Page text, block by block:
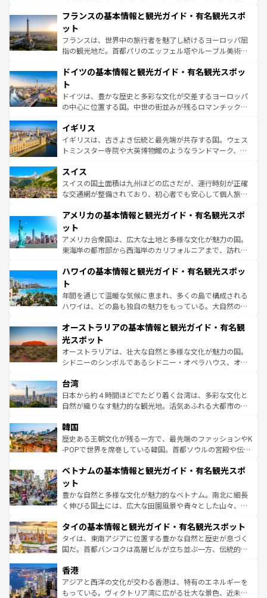
なお、新着のイタリア情報はコンテンツ一覧を参照してほ
しい。
文化が根付くこの国では、情熱的なフラメンコ、熱気あふ
れる闘牛、そして美味しいタパスが生活の一部となってい
る。首都マドリードの洗練された雰囲気や、バルセロナの
アートに溢れた街角から、地方では古代ローマ遺跡や中世
せる。地方によって風土や気候が異なるスペインはその個
ンテンツ一覧 を参照してほしい。
フランスの基本情報と観光ガイド・有名観光スポ
ット
フランスは、世界中の旅行者を魅了し続けるヨーロッパ屈
指の観光地だ。首都パリのエッフェル塔やルーブル美術館
で、幅広い魅力が詰まっている。華麗な宮殿、歴史的な大
聖堂、美しいビーチ、そして豊かな自然が、訪れる者を心
から魅了する。また、フランスは美食の国としても知ら
れ、フランス料理はユネスコ無形文化遺産にも登録されて
香り高いラベンダー畑など、多彩な楽しみ方が可能だ。さ
らに、パリ以外の地域にも魅力が溢れており、どの街角に
も豊かな歴史と文化が息づいている。パリ以外の個性あふ
を参照してほしい。
ドイツの基本情報と観光ガイド・有名観光スポッ
ト
ドイツは、豊かな歴史と多彩な文化が交差するヨーロッパ
の中心に位置する国。中世の街並みが残るロマンチック街
顔を持つこの国は、どこを歩いても飽きることがない。ベ
ルリンの文化的活気、バイエルン州のアルプスの絶景、そ
してライン川沿いのワイン畑といった風景は必見。ビール
は、お酒好きな人にはぜひ体験してほしい。 なお、新着の
ドイツ情報はコンテンツ一覧を参照してほしい。
イギリス
イギリスは、古きよき伝統と最先端が共存する国。ウェス
トミンスター寺院や大英博物館のようなランドマーク、歴
リアごとに異なる魅力がある。また、優雅なアフタヌーン
ティー、ビール好きにはたまらない英国パブ、サッカー観
戦など、本場だからこそできる体験も豊富。イギリスを旅
ンツ一覧を参照してほしい。
スイス
スイスの国土面積は九州ほどの広さだが、運行時刻が正確
な交通網が整備されており、初心者でも安心して個人旅行
の建物がそのまま残る町や、スイスならではのユニークな
博物館もあり、アルプス観光だけでなく町歩きも満喫する
ことができる。国民の所得が高いため物価も高いが、旅行
者向けの交通パス提供のサービスもあり、うまく活用すれ
着のスイス情報はコンテンツ一覧を参照してほしい。
アメリカの基本情報と観光ガイド・有名観光スポ
ット
アメリカ合衆国は、広大な土地と多様な文化が魅力の国。
東海岸の都市部から西海岸のカリフォルニアまで、訪れる
のような巨大都市は、観光、ショッピング、エンターテイ
ンメントが詰まった刺激的なスポットだ。一方、アメリカ
西部には大自然が広がり、グランドキャニオンやイエロー
ストーン国立公園といった絶景が堪能できる。さらに、南
文化が魅力。旅行者はアメリカの各地域で異なる魅力を楽
しみながら、その多様性と豊かな歴史を感じることができ
るだろう。車でのロードトリップや列車の旅も、アメリカ
ならではの贅沢な旅のスタイルだ。 なお、新着のアメリカ
情報は コンテンツ一覧 を参照してほしい。
ハワイの基本情報と観光ガイド・有名観光スポッ
ト
年間を通じて温暖な気候に恵まれ、多くの島で構成される
ハワイは、どの島も独自の魅力をもっている。大自然の神
ワイ島は見逃せない。また、定番の観光地といえばオアフ
島だが、静かな自然を求めるならマウイ島やカウアイ島が
おすすめ。エメラルドグリーンに輝く海をはじめ、豊かな
文化や歴史が息づいている。「アロハスピリット」と呼ば
人々、おいしいローカルフードやハワイアンミュージッ
ク、伝統的なフラダンスなど、すべてがハワイの魅力を彩
っている。訪れるたびに新しい発見と感動が待っているハ
はコンテンツ一覧
オーストラリアの基本情報と観光ガイド・有名観
光スポット
オーストラリアは、壮大な自然と多様な文化が魅力の国。
シドニーのシンボルであるシドニー・オペラハウス、オー
リアリーフや大陸中央部にそびえるウルル（エアーズロッ
ク）、タスマニアの美しい原生林やケアンズの熱帯雨林な
ど、見どころがたくさん。また、カフェやワイン、オージ
いる。アクティビティも充実しており、サーフィンやダイ
ビング、ハイキングなど、アウトドア好きにはたまらな
い。オーストラリアの多彩な魅力を存分に味わいつくそ
参照してほしい。
台湾
日本から約４時間ほどでたどり着く台湾は、多彩な文化と
自然が織りなす魅力的な観光地。活気あふれる大都市の台
ン）、静ひつな山岳地帯である台湾東部など、都市の喧騒
と山間の静けさが共存しており、訪れる人に新しい発見と
驚きをもたらしてくれる。また、奥深い台湾の食文化も魅
容にもいいと評判のスイーツなど、バラエティ豊かな料理
照してほしい。
韓国
歴史ある王朝文化が残る一方で、最先端のファッションやK
-POPで世界を席巻している韓国。首都ソウルの宮殿や伝統
き、地方に足を延ばせば四季折々の自然美を楽しむことが
できる。そして、キムチや焼肉、絶品のストリートフード
まで、さまざまな韓国料理が待っている。夜には、韓国な
らではのナイトライフも堪能できる。あたたかいホスピタ
わってみてほしい。 なお、新着の韓国情報はコンテンツ一
覧 を参照してほしい。
ベトナムの基本情報と観光ガイド・有名観光スポ
ット
豊かな自然と多様な文化が魅力的なベトナム。南北に細長
く伸びる国土には、広大な田園風景や青々とした山々、世
急速な発展と共に伝統が息づく。ハノイの古い町並みやホ
ーチミン市のフランス統治時代の建物も、独特の雰囲気を
醸し出している。また、バラエティの豊かさとおいしさで
とつ。フォーやバインミー、ベトナムコーヒーなどは、ぜ
ひ現地で味わいたい。どの地域を訪れてもあたたかい人々
が旅行者を迎えてくれるので、きっと忘れられない旅にな
タイの基本情報と観光ガイド・有名観光スポット
タイは、東南アジアに位置する豊かな自然と歴史が息づく
国だ。首都バンコクは高層ビルが立ち並ぶ一方、伝統的な
の活気が交差している。北部ではチェンマイなどの山岳地
帯で自然と触れ合い、南部ではプーケットやクラビの美し
いビーチでリゾート気分を楽しむことができる。タイ料理
香港
アジアと西洋の文化が交わる香港は、特有のエネルギーを
もっている。ヴィクトリア湾に広がる壮大な景色、近未来